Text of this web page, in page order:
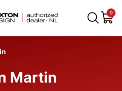
0
Martin